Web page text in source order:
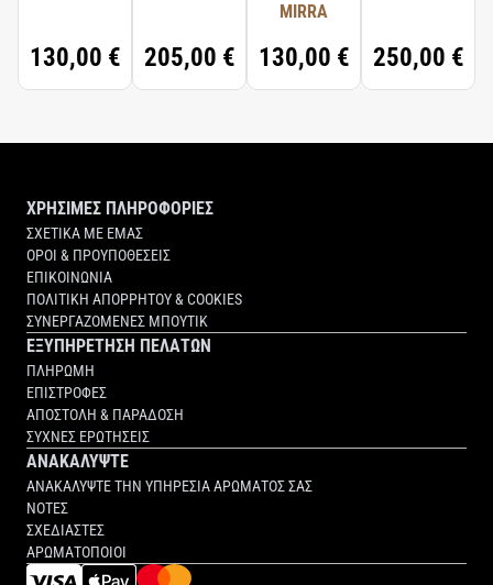
130,00 € 205,00 €
MIRRA
130,00 € 250,00 €
ΧΡΗΣΙΜΕΣ ΠΛΗΡΟΦΟΡΙΕΣ
ΣΧΕΤΙΚΑ ΜΕ ΕΜΑΣ
ΟΡΟΙ & ΠΡΟΥΠΟΘΕΣΕΙΣ
ΕΠΙΚΟΙΝΩΝΙΑ
ΠΟΛΙΤΙΚΗ ΑΠΟΡΡΗΤΟΥ & COOKIES
ΣΥΝΕΡΓΑΖΟΜΕΝΕΣ ΜΠΟΥΤΙΚ
ΕΞΥΠΗΡΕΤΗΣΗ ΠΕΛΑΤΩΝ
ΠΛΗΡΩΜΗ
ΕΠΙΣΤΡΟΦΕΣ
ΑΠΟΣΤΟΛΗ & ΠΑΡΑΔΟΣΗ
ΣΥΧΝΕΣ ΕΡΩΤΗΣΕΙΣ
ΑΝΑΚΑΛΥΨΤΕ
ΑΝΑΚΑΛΥΨΤΕ ΤΗΝ ΥΠΗΡΕΣΙΑ ΑΡΩΜΑΤΟΣ ΣΑΣ
ΝΟΤΕΣ
ΣΧΕΔΙΑΣΤΕΣ
ΑΡΩΜΑΤΟΠΟΙΟΙ